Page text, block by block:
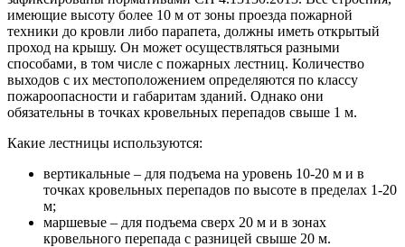
имеющие высоту более 10 м от зоны проезда пожарной
техники до кровли либо парапета, должны иметь открытый
проход на крышу. Он может осуществляться разными
способами, в том числе с пожарных лестниц. Количество
выходов с их местоположением определяются по классу
пожароопасности и габаритам зданий. Однако они
обязательны в точках кровельных перепадов свыше 1 м.
Какие лестницы используются:
вертикальные – для подъема на уровень 10-20 м и в
точках кровельных перепадов по высоте в пределах 1-20
м;
маршевые – для подъема сверх 20 м и в зонах
кровельного перепада с разницей свыше 20 м.